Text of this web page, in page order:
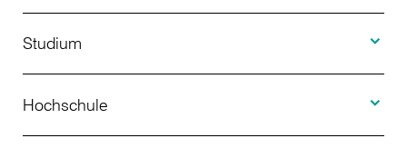
Studium
Studienangebot
Hochschule